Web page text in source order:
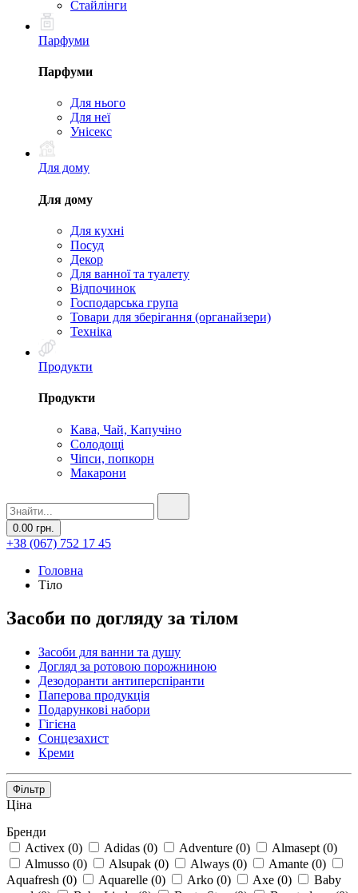
Стайлінги
Парфуми
Парфуми
Для нього
Для неї
Унісекс
Для дому
Для дому
Для кухні
Посуд
Декор
Для ванної та туалету
Відпочинок
Господарська група
Товари для зберігання (органайзери)
Техніка
Продукти
Продукти
Кава, Чай, Капучіно
Солодощі
Чіпси, попкорн
Макарони
0.00 грн.
+38 (067) 752 17 45
Головна
Тіло
Засоби по догляду за тілом
Засоби для ванни та душу
Догляд за ротовою порожниною
Дезодоранти антиперспіранти
Паперова продукція
Подарункові набори
Гігієна
Сонцезахист
Креми
Фільтр
Ціна
Бренди
Activex (0) Adidas (0) Adventure (0) Almasept (0)
Almusso (0) Alsupak (0) Always (0) Amante (0)
Aquafresh (0) Aquarelle (0) Arko (0) Axe (0)
Baby